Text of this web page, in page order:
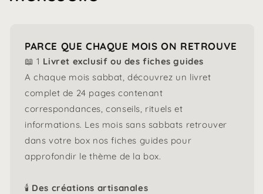
PARCE QUE CHAQUE MOIS ON RETROUVE
📖 1 Livret exclusif ou des fiches guides
A chaque mois sabbat, découvrez un livret
complet de 24 pages contenant
correspondances, conseils, rituels et
informations. Les mois sans sabbats retrouver
dans votre box nos fiches guides pour
approfondir le thème de la box.
🕯️ Des créations artisanales